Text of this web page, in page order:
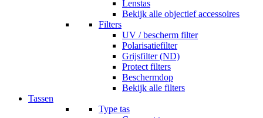
Lenstas
Bekijk alle objectief accessoires
Filters
UV / bescherm filter
Polarisatiefilter
Grijsfilter (ND)
Protect filters
Beschermdop
Bekijk alle filters
Tassen
Type tas